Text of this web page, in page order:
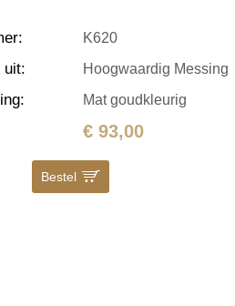
: K620
uit: Hoogwaardig Messing
: Mat goudkleurig
€ 93,00
Bestel